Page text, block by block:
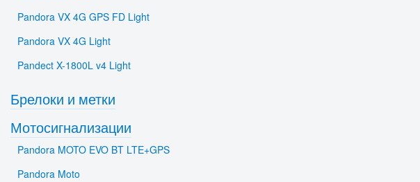
Pandora VX 4G GPS FD Light
Pandora VX 4G Light
Pandect X-1800L v4 Light
Брелоки и метки
Мотосигнализации
Pandora MOTO EVO BT LTE+GPS
Pandora Moto